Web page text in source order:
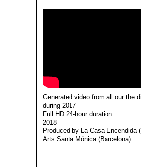
Generated video from all our the
during 2017
Full HD 24-hour duration
2018
Produced by La Casa Encendida
Arts Santa Mónica (Barcelona)